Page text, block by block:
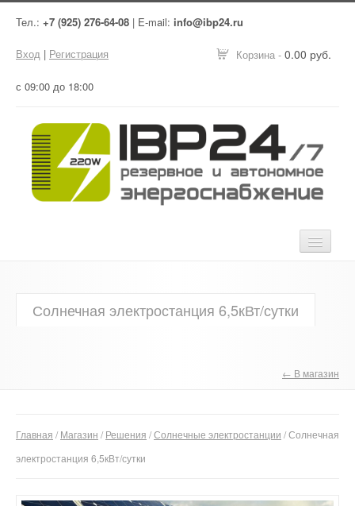
Тел.: +7 (925) 276-64-08 | E-mail: info@ibp24.ru
Корзина - 0.00 руб.
Вход | Регистрация
с 09:00 до 18:00
Оборудование
Солнечная электростанция 6,5кВт/сутки
← В магазин
Главная /Магазин /Решения /Солнечные электростанции / Солнечная
электростанция 6,5кВт/сутки